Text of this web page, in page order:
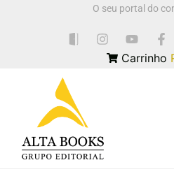
O seu portal do
Carrinho